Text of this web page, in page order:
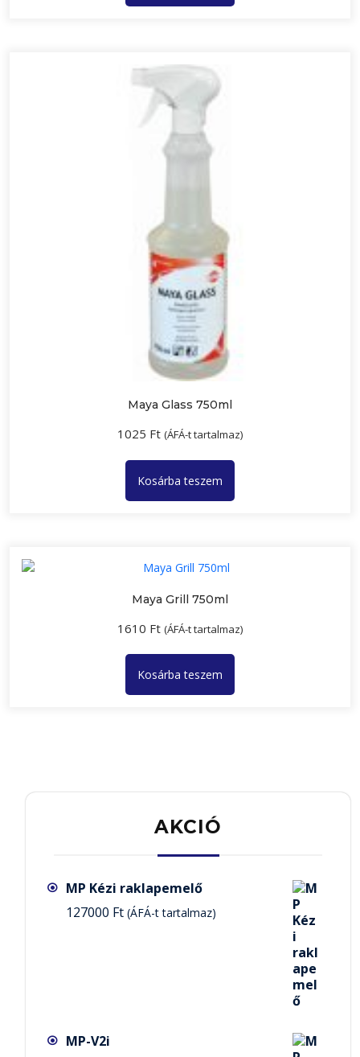
Maya Glass 750ml
1025 Ft (ÁFÁ-t tartalmaz)
Kosárba teszem
Maya Grill 750ml
1610 Ft (ÁFÁ-t tartalmaz)
Kosárba teszem
AKCIÓ
MP Kézi raklapemelő
127000 Ft (ÁFÁ-t tartalmaz)
MP-V2i